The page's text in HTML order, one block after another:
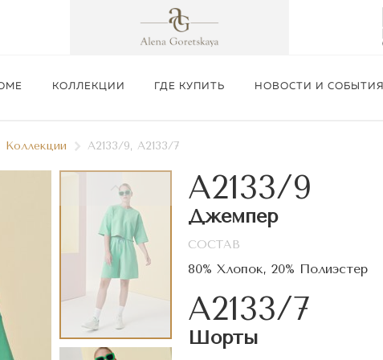
КОЛЛЕКЦИИ ГДЕ КУПИТЬ НОВОСТИ И СОБЫТИЯ
Коллекции А2133/9, А2133/7
А2133/9
Джемпер
СОСТАВ
80% Хлопок, 20% Полиэстер
А2133/7
Шорты